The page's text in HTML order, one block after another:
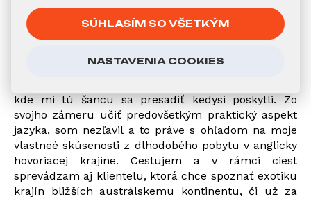
Angličtinu teda vo vlastnom podaní a na vlastnú
živnosť učím skoro päť rokov a to ako vo firmách
známych mien tak aj individuálne, spolupracujem
jazykových škôl vo východočeskom kraji a to
kde mi tú šancu sa presadiť kedysi poskytli. Zo
svojho zámeru učiť predovšetkým praktický aspekt
jazyka, som nezľavil a to práve s ohľadom na moje
vlastneé skúsenosti z dlhodobého pobytu v anglicky
hovoriacej krajine. Cestujem a v rámci ciest
sprevádzam aj klientelu, ktorá chce spoznať exotiku
krajín bližších austrálskemu kontinentu, či už za
SÚHLASÍM SO VŠETKÝM
NASTAVENIA COOKIES